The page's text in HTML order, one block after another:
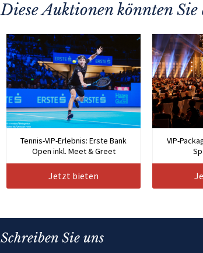
Diese Auktionen könnten Sie
Tennis-VIP-Erlebnis: Erste Bank
Open inkl. Meet & Greet
Jetzt bieten
VIP-
Schreiben Sie uns